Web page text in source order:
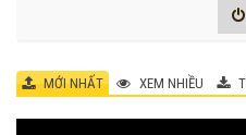
MỚI NHẤT XEM NHIỀU